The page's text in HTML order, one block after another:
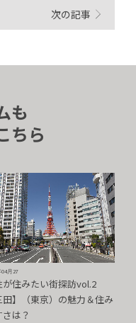
次の記事
も
ちら
04月27
が住みたい街探訪vol.2
田】（東京）の魅力＆住み
は？